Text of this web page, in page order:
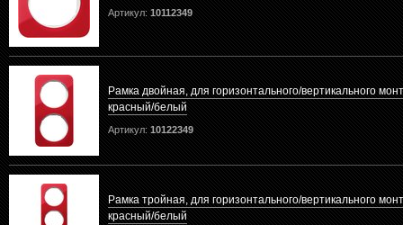
Артикул: 10112349
Рамка двойная, для горизонтального/вертикального
красный/белый
Артикул: 10122349
Рамка тройная, для горизонтального/вертикального
красный/белый